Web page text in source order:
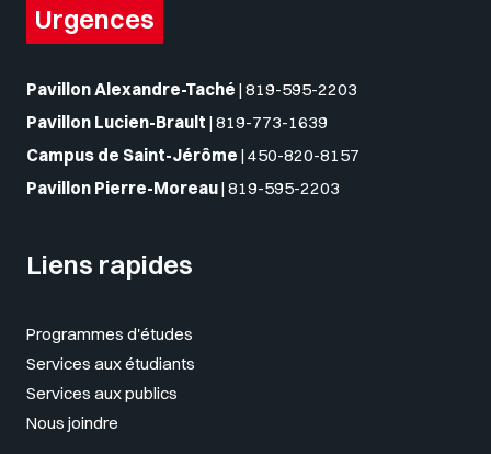
Urgences
Pavillon Alexandre-Taché | 819-595-2203
Pavillon Lucien-Brault | 819-773-1639
Campus de Saint-Jérôme | 450-820-8157
Pavillon Pierre-Moreau| 819-595-2203
Liens rapides
Programmes d'études
Services aux étudiants
Services aux publics
Nous joindre